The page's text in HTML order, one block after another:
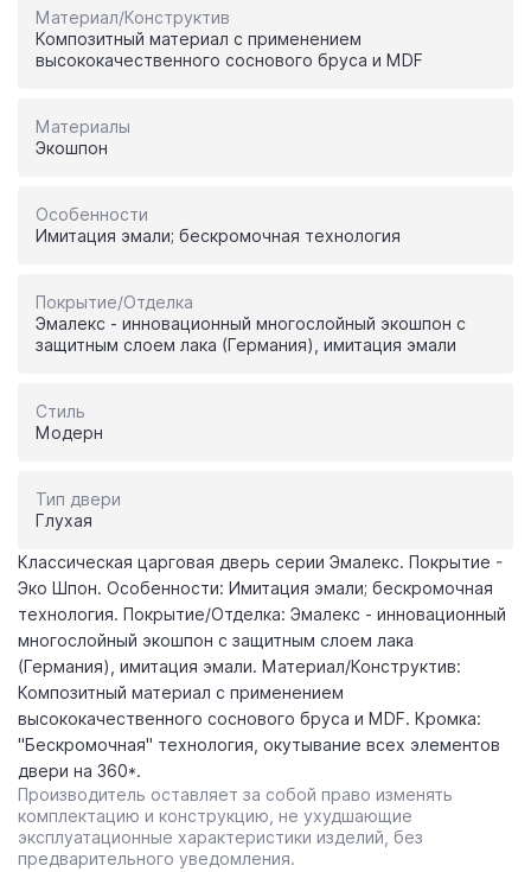
Материал/Конструктив
Композитный материал с применением
высококачественного соснового бруса и MDF
Материалы
Экошпон
Особенности
Имитация эмали; бескромочная технология
Покрытие/Отделка
Эмалекс - инновационный многослойный экошпон с
защитным слоем лака (Германия), имитация эмали
Стиль
Модерн
Тип двери
Глухая
Классическая царговая дверь cерии Эмалекс. Покрытие -
Эко Шпон. Особенности: Имитация эмали; бескромочная
технология. Покрытие/Отделка: Эмалекс - инновационный
многослойный экошпон с защитным слоем лака
(Германия), имитация эмали. Материал/Конструктив:
Композитный материал с применением
высококачественного соснового бруса и MDF. Кромка:
"Бескромочная" технология, окутывание всех элементов
двери на 360*.
Производитель оставляет за собой право изменять
комплектацию и конструкцию, не ухудшающие
эксплуатационные характеристики изделий, без
предварительного уведомления.